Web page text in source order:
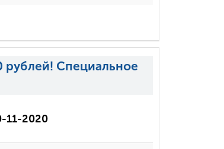
рублей! Специальное
11-2020